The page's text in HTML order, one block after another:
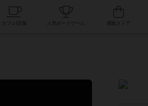
人気ボードゲーム